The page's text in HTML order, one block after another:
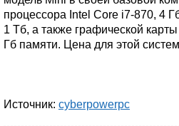
процессора Intel Core i7-870, 4
1 Тб, а также графической
Гб памяти. Цена для этой
Источник: cyberpowerpc